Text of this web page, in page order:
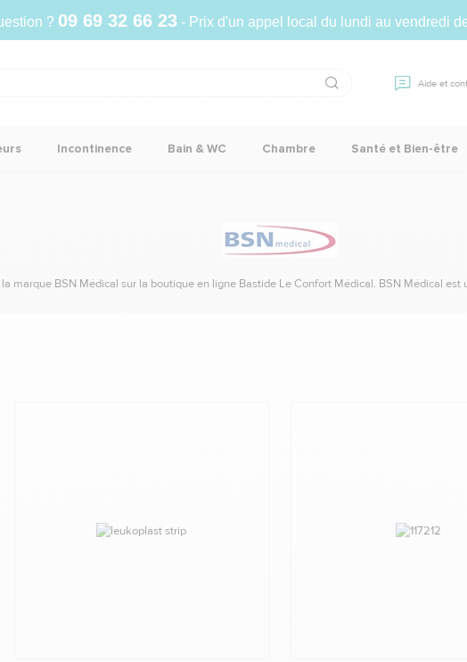
? 09 69 32 66 23- Prix d'un appel local du lundi au vendredi
Aide et
Incontinence Bain & WC Chambre Santé et Bien-être
marque BSN Médical sur la boutique en ligne Bastide Le Confort Médical. BSN Médical